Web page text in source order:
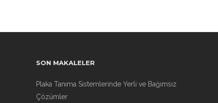
SON MAKALELER
Plaka Tanıma Sistemlerinde Yerli ve Bağımsız
Çözümler